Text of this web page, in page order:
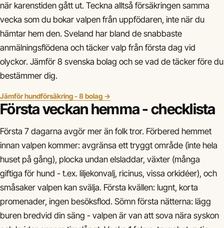
när karenstiden gått ut. Teckna alltså försäkringen samma
vecka som du bokar valpen från uppfödaren, inte när du
hämtar hem den. Sveland har bland de snabbaste
anmälningsflödena och täcker valp från första dag vid
olyckor. Jämför 8 svenska bolag och se vad de täcker före du
bestämmer dig.
Jämför hundförsäkring - 8 bolag →
Första veckan hemma - checklista
Första 7 dagarna avgör mer än folk tror. Förbered hemmet
innan valpen kommer: avgränsa ett tryggt område (inte hela
huset på gång), plocka undan elsladdar, växter (många
giftiga för hund - t.ex. liljekonvalj, ricinus, vissa orkidéer), och
småsaker valpen kan svälja. Första kvällen: lugnt, korta
promenader, ingen besöksflod. Sömn första nätterna: lägg
buren bredvid din säng - valpen är van att sova nära syskon